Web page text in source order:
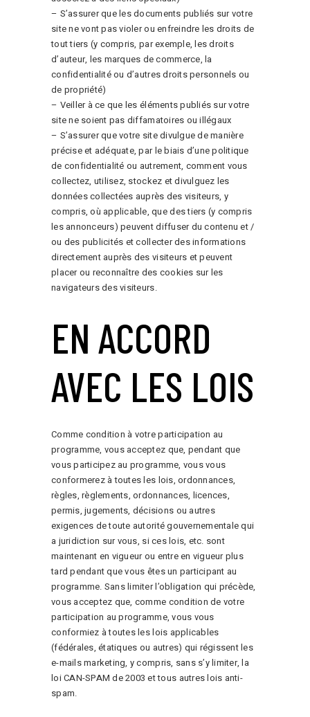
– S’assurer que les documents publiés sur votre
site ne vont pas violer ou enfreindre les droits de
tout tiers (y compris, par exemple, les droits
d’auteur, les marques de commerce, la
confidentialité ou d’autres droits personnels ou
de propriété)
– Veiller à ce que les éléments publiés sur votre
site ne soient pas diffamatoires ou illégaux
– S’assurer que votre site divulgue de manière
précise et adéquate, par le biais d’une politique
de confidentialité ou autrement, comment vous
collectez, utilisez, stockez et divulguez les
données collectées auprès des visiteurs, y
compris, où applicable, que des tiers (y compris
les annonceurs) peuvent diffuser du contenu et /
ou des publicités et collecter des informations
directement auprès des visiteurs et peuvent
placer ou reconnaître des cookies sur les
navigateurs des visiteurs.
EN ACCORD
AVEC LES LOIS
Comme condition à votre participation au
programme, vous acceptez que, pendant que
vous participez au programme, vous vous
conformerez à toutes les lois, ordonnances,
règles, règlements, ordonnances, licences,
permis, jugements, décisions ou autres
exigences de toute autorité gouvernementale qui
a juridiction sur vous, si ces lois, etc. sont
maintenant en vigueur ou entre en vigueur plus
tard pendant que vous êtes un participant au
programme. Sans limiter l’obligation qui précède,
vous acceptez que, comme condition de votre
participation au programme, vous vous
conformiez à toutes les lois applicables
(fédérales, étatiques ou autres) qui régissent les
e-mails marketing, y compris, sans s’y limiter, la
loi CAN-SPAM de 2003 et tous autres lois anti-
spam.